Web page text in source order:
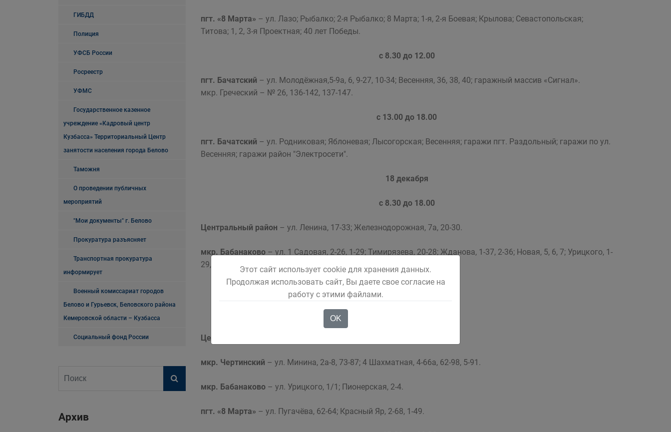
ГИБДД
Полиция
УФСБ России
Росреестр
УФМС
Государственное казенное
учреждение «Кадровый центр
Кузбасса» Территориальный Центр
занятости населения города Белово
Таможня
О проведении публичных
мероприятий
"Мои документы" г. Белово
Прокуратура разъясняет
Транспортная прокуратура
информирует
Военный комиссариат городов
Белово и Гурьевск, Беловского района
Кемеровской области – Кузбасса
Социальный фонд России
Архив
пгт. «8 Марта» – ул. Лазо; Рыбалко; 2-я Рыбалко; 8 Марта; 1-я, 2-я Боевая; Крылова; Севастопольская;
Титова; 1, 2, 3-я Проектная; 40 лет Победы.
с 8.30 до 12.00
пгт. Бачатский – ул. Молодёжная,5-9а, 6, 9-27, 10-34; Весенняя, 36, 38, 40; гаражный массив «Сигнал».
мкр. Греческий – № 26, 136-142, 137-147.
с 13.00 до 18.00
пгт. Бачатский – ул. Родниковая; Яблоневая; Лысогорская; Весенняя; гаражи пгт. Раздольный; гаражи по ул.
Весенняя; гаражи район "Электросети".
18 декабря
с 8.30 до 18.00
Центральный район – ул. Ленина, 17-33; Железнодорожная, 7а, 20-30.
мкр. Бабанаково – ул. 1 Садовая, 2-26, 1-29; Тимирязева, 20-28; Жданова, 1-37, 2-36; Новая, 5, 6, 7; Урицкого, 1-
29, 2-20.
Центральный район
мкр. Чертинский – ул. Минина, 2а-8, 73-87; 4 Шахматная, 4-66а, 62-98, 5-91.
мкр. Бабанаково – ул. Урицкого, 1/1; Пионерская, 2-4.
пгт. «8 Марта» – ул. Пугачёва, 62-64; Красный Яр, 2-68, 1-49.
Этот сайт использует cookie для хранения данных.
Продолжая использовать сайт, Вы даете свое согласие на
работу с этими файлами.
OK